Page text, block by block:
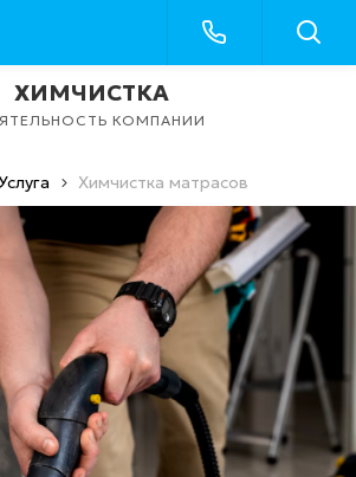
ХИМЧИСТКА
КОМПАНИИ
Химчистка матрасов